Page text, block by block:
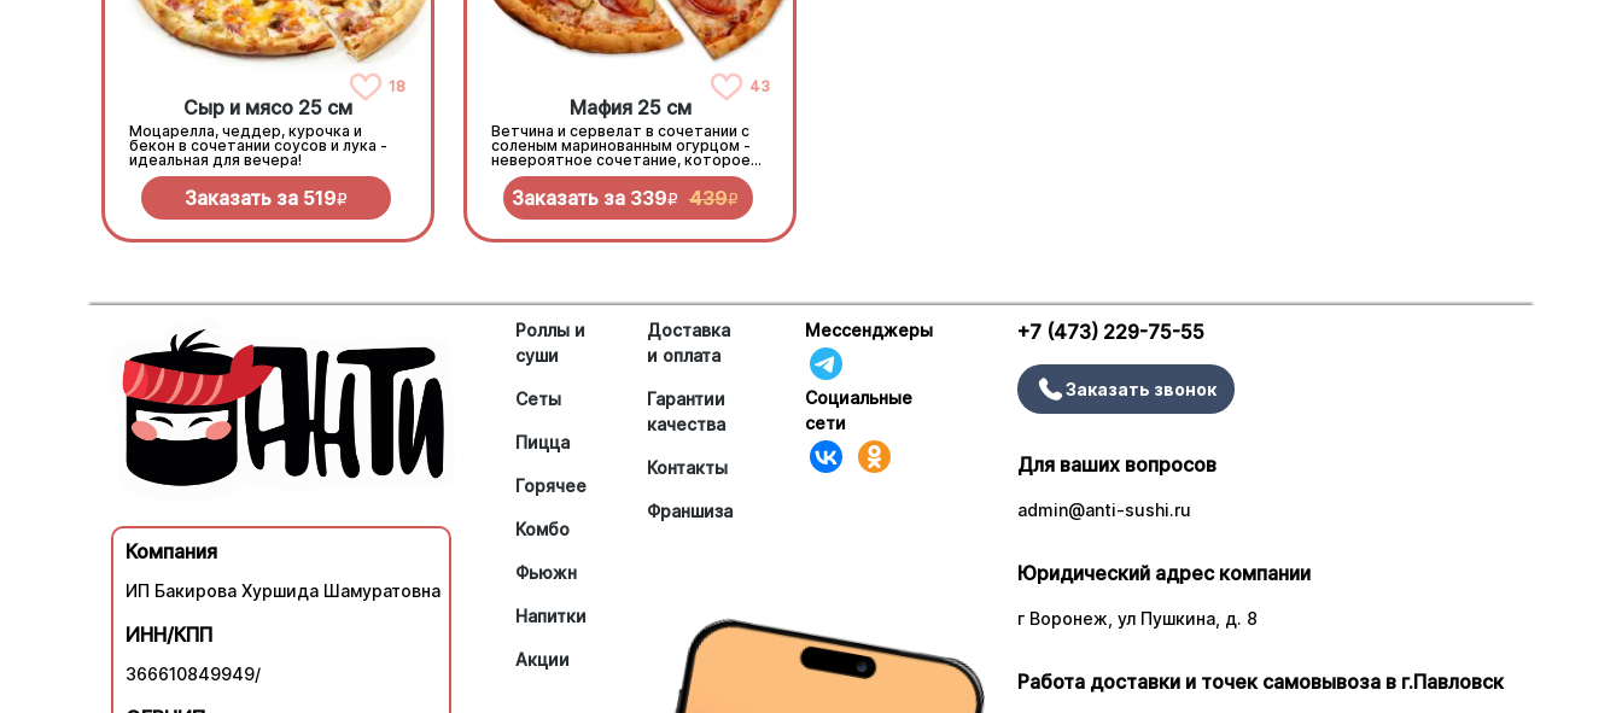
18
Сыр и мясо 25 см
Моцарелла, чеддер, курочка и
бекон в сочетании соусов и лука -
идеальная для вечера!
Заказать за 519R
43
Мафия 25 см
Ветчина и сервелат в сочетании с
соленым маринованным огурцом -
невероятное сочетание, которое
нужно попробовать!
Заказать за 339R 439R
Компания
ИП Бакирова Хуршида Шамуратовна
ИНН/КПП
366610849949/
Роллы и
суши
Сеты
Пицца
Горячее
Комбо
Фьюжн
Напитки
Акции
Доставка
и оплата
Гарантии
качества
Контакты
Франшиза
Мессенджеры
Социальные
сети
+7 (473) 229-75-55
Заказать звонок
Для ваших вопросов
admin@anti-sushi.ru
Юридический адрес компании
г Воронеж, ул Пушкина, д. 8
Работа доставки и точек самовывоза в г.Павловск